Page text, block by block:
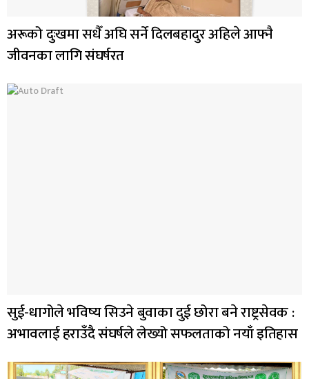
अरूको दुःखमा सधैँ अघि सर्ने दिलबहादुर अहिले आफ्नै
जीवनका लागि संघर्षरत
सुई-धागोले भविष्य सिउने बुवाका दुई छोरा बने राष्ट्रसेवक :
अभावलाई हराउँदै संघर्षले लेख्यो सफलताको नयाँ इतिहास